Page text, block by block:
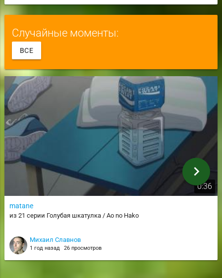
Случайные моменты:
ВСЕ
0:36
matane
из 21 серии Голубая шкатулка / Ao no Hako
Михаил Славнов
1 год назад 26 просмотров
chevron_right